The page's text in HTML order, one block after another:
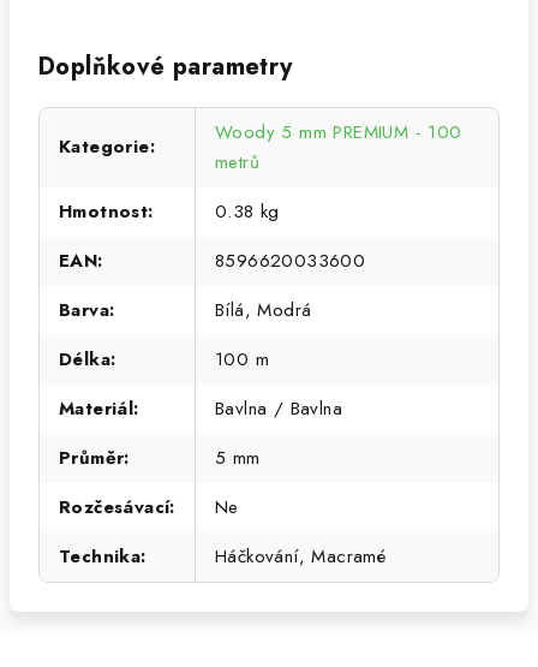
Doplňkové parametry
Kategorie:
Woody 5 mm PREMIUM - 100
metrů
Hmotnost:
0.38 kg
EAN:
8596620033600
Barva:
Bílá, Modrá
Délka:
100 m
Materiál:
Bavlna / Bavlna
Průměr:
5 mm
Rozčesávací:
Ne
Technika: Háčkování, Macramé